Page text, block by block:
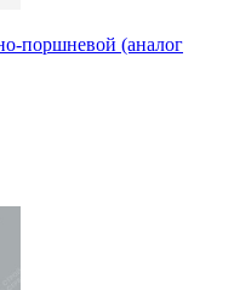
поршневой (аналог